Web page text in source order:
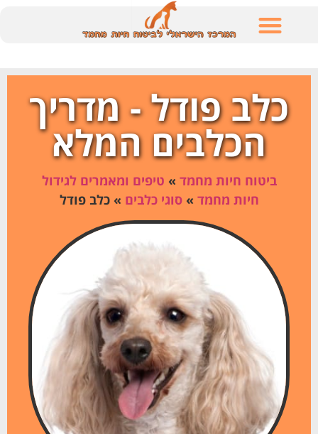
כלב פודל - מדריך
הכלבים המלא
ביטוח חיות מחמד » טיפים ומאמרים לגידול
חיות מחמד »סוגי כלבים »כלב פודל